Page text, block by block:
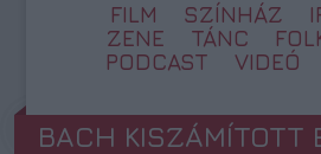
FILM SZÍNHÁZ
ZENE
TÁNC
PODCAST
VIDEÓ
BACH KISZÁMÍTOTT